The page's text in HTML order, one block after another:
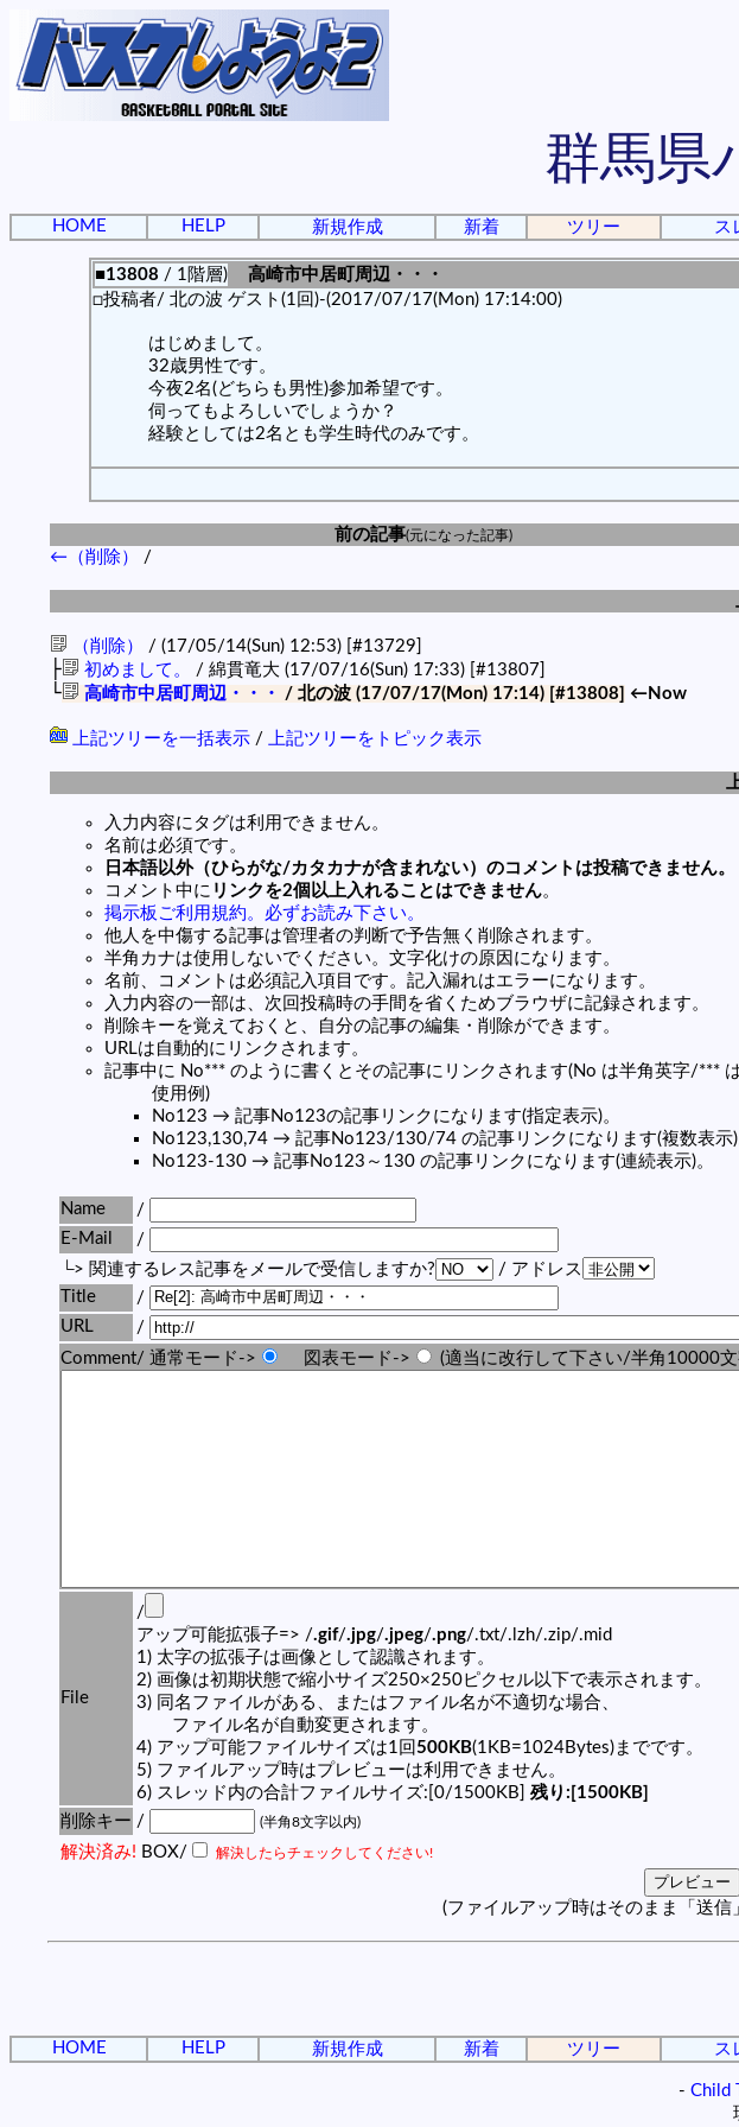
群馬県
HOME HELP 新規作成 新着 ツリー ス
■13808 / 1階層)
高崎市中居町周辺・・・
□投稿者/ 北の波 ゲスト(1回)-(2017/07/17(Mon) 17:14:00)
はじめまして。
32歳男性です。
今夜2名(どちらも男性)参加希望です。
伺ってもよろしいでしょうか？
経験としては2名とも学生時代のみです。
前の記事(元になった記事)
←（削除） /
（削除） / (17/05/14(Sun) 12:53) [#13729]
├ 初めまして。 / 綿貫竜大 (17/07/16(Sun) 17:33) [#13807]
└ 高崎市中居町周辺・・・ / 北の波 (17/07/17(Mon) 17:14) [#13808] ←Now
上記ツリーを一括表示/ 上記ツリーをトピック表示
入力内容にタグは利用できません。
名前は必須です。
日本語以外（ひらがな/カタカナが含まれない）のコメントは投稿できません。
コメント中に リンクを2個以上入れることはできません。
掲示板ご利用規約。必ずお読み下さい。
他人を中傷する記事は管理者の判断で予告無く削除されます。
半角カナは使用しないでください。文字化けの原因になります。
名前、コメントは必須記入項目です。記入漏れはエラーになります。
入力内容の一部は、次回投稿時の手間を省くためブラウザに記録されます。
削除キーを覚えておくと、自分の記事の編集・削除ができます。
URLは自動的にリンクされます。
記事中に No*** のように書くとその記事にリンクされます(No は半角英字/*** は
使用例)
No123 → 記事No123の記事リンクになります(指定表示)。
No123,130,74 → 記事No123/130/74 の記事リンクになります(複数表示)
No123-130 → 記事No123～130 の記事リンクになります(連続表示)。
Name
/
E-Mail
/
└> 関連するレス記事をメールで受信しますか?
/ アドレス
Title
/
URL
/
Comment/ 通常モード->
図表モード-> (適当に改行して下さい/半角10000
File
/
アップ可能拡張子=> /.gif/.jpg/.jpeg/.png/.txt/.lzh/.zip/.mid
1) 太字の拡張子は画像として認識されます。
2) 画像は初期状態で縮小サイズ250×250ピクセル以下で表示されます。
3) 同名ファイルがある、またはファイル名が不適切な場合、
ファイル名が自動変更されます。
4) アップ可能ファイルサイズは1回 500KB(1KB=1024Bytes)までです。
5) ファイルアップ時はプレビューは利用できません。
6) スレッド内の合計ファイルサイズ:[0/1500KB] 残り:[1500KB]
削除キー / (半角8文字以内)
解決済み! BOX/ 解決したらチェックしてください!
(ファイルアップ時はそのまま「送信
HOME HELP 新規作成 新着 ツリー ス
- Child